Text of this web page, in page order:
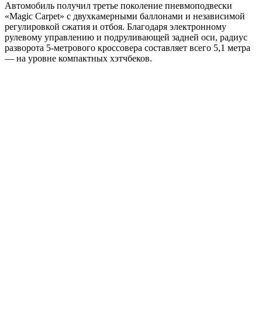
Автомобиль получил третье поколение пневмоподвески
«Magic Carpet» с двухкамерными баллонами и независимой
регулировкой сжатия и отбоя. Благодаря электронному
рулевому управлению и подруливающей задней оси, радиус
разворота 5-метрового кроссовера составляет всего 5,1 метра
— на уровне компактных хэтчбеков.